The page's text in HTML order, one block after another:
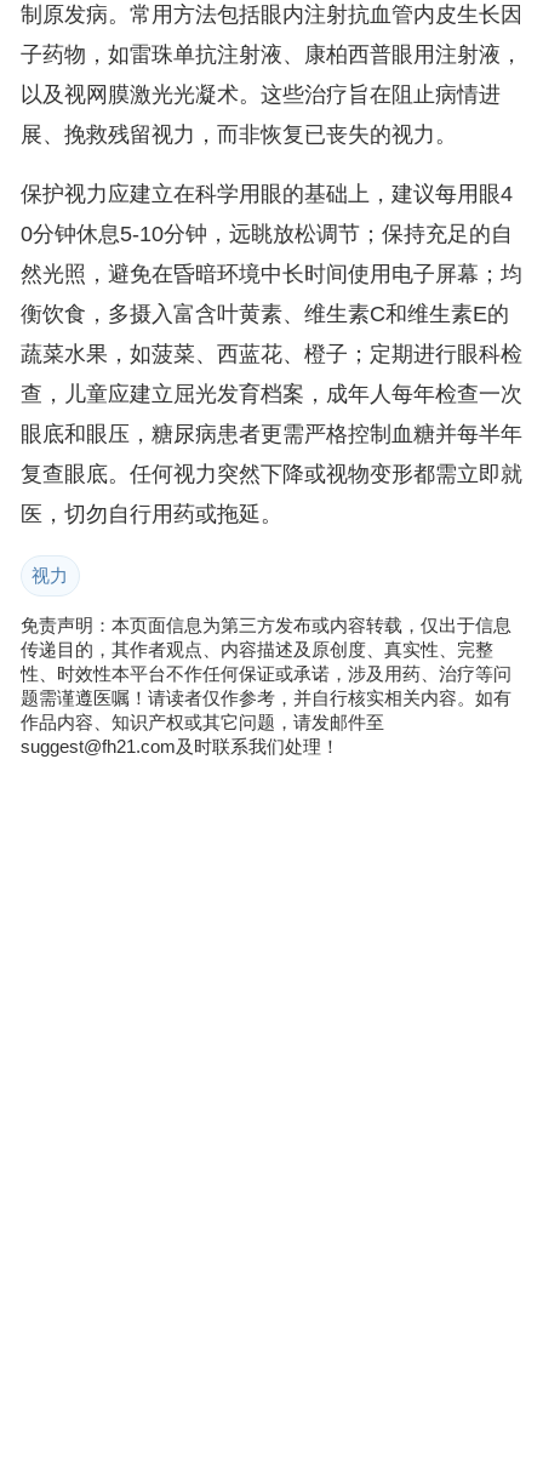
制原发病。常用方法包括眼内注射抗血管内皮生长因
子药物，如雷珠单抗注射液、康柏西普眼用注射液，
以及视网膜激光光凝术。这些治疗旨在阻止病情进
展、挽救残留视力，而非恢复已丧失的视力。
保护视力应建立在科学用眼的基础上，建议每用眼4
0分钟休息5-10分钟，远眺放松调节；保持充足的自
然光照，避免在昏暗环境中长时间使用电子屏幕；均
衡饮食，多摄入富含叶黄素、维生素C和维生素E的
蔬菜水果，如菠菜、西蓝花、橙子；定期进行眼科检
查，儿童应建立屈光发育档案，成年人每年检查一次
眼底和眼压，糖尿病患者更需严格控制血糖并每半年
复查眼底。任何视力突然下降或视物变形都需立即就
医，切勿自行用药或拖延。
视力
免责声明：本页面信息为第三方发布或内容转载，仅出于信息
传递目的，其作者观点、内容描述及原创度、真实性、完整
性、时效性本平台不作任何保证或承诺，涉及用药、治疗等问
题需谨遵医嘱！请读者仅作参考，并自行核实相关内容。如有
作品内容、知识产权或其它问题，请发邮件至
suggest@fh21.com及时联系我们处理！